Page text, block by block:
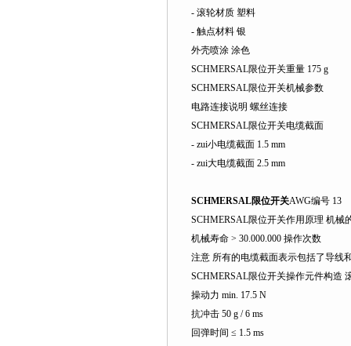
- 滚轮材质 塑料
- 触点材料 银
外壳喷涂 涂色
SCHMERSAL限位开关重量 175 g
SCHMERSAL限位开关机械参数
电路连接说明 螺丝连接
SCHMERSAL限位开关电缆截面
- zui小电缆截面 1.5 mm
- zui大电缆截面 2.5 mm
SCHMERSAL限位开关AWG编号 13
SCHMERSAL限位开关作用原理 机械
机械寿命 > 30.000.000 操作次数
注意 所有的电缆截面表示包括了导线
SCHMERSAL限位开关操作元件构造
操动力 min. 17.5 N
抗冲击 50 g / 6 ms
回弹时间 ≤ 1.5 ms